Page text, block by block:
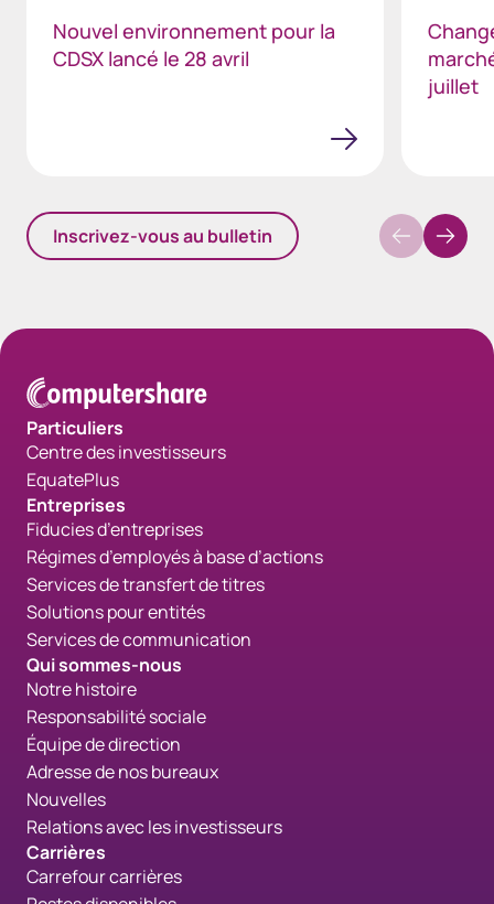
Nouvel environnement pour la
CDSX lancé le 28 avril
juillet
Inscrivez-vous au bulletin
Particuliers
Centre des investisseurs
EquatePlus
Entreprises
Fiducies d’entreprises
Régimes d’employés à base d’actions
Services de transfert de titres
Solutions pour entités
Services de communication
Qui sommes-nous
Notre histoire
Responsabilité sociale
Équipe de direction
Adresse de nos bureaux
Nouvelles
Relations avec les investisseurs
Carrières
Carrefour carrières